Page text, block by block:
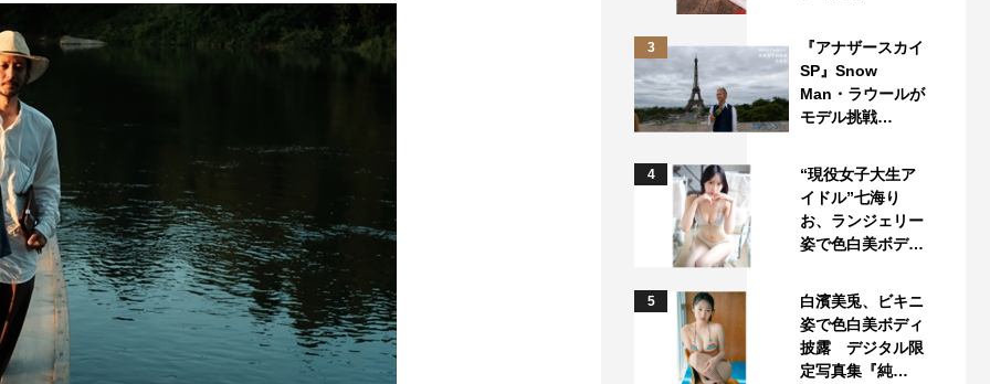
3
『アナザースカイ
SP』Snow
Man・ラウールが
モデル挑戦…
4
“現役女子大生ア
イドル”七海り
お、ランジェリー
姿で色白美ボデ…
5
白濱美兎、ビキニ
姿で色白美ボディ
披露 デジタル限
定写真集『純…